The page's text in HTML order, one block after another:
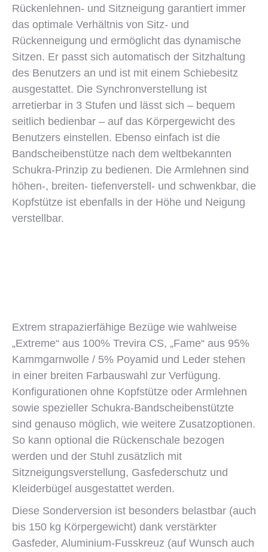
Rückenlehnen- und Sitzneigung garantiert immer
das optimale Verhältnis von Sitz- und
Rückenneigung und ermöglicht das dynamische
Sitzen. Er passt sich automatisch der Sitzhaltung
des Benutzers an und ist mit einem Schiebesitz
ausgestattet. Die Synchronverstellung ist
arretierbar in 3 Stufen und lässt sich – bequem
seitlich bedienbar – auf das Körpergewicht des
Benutzers einstellen. Ebenso einfach ist die
Bandscheibenstütze nach dem weltbekannten
Schukra-Prinzip zu bedienen. Die Armlehnen sind
höhen-, breiten- tiefenverstell- und schwenkbar, die
Kopfstütze ist ebenfalls in der Höhe und Neigung
verstellbar.
Extrem strapazierfähige Bezüge wie wahlweise
„Extreme“ aus 100% Trevira CS, „Fame“ aus 95%
Kammgarnwolle / 5% Poyamid und Leder stehen
in einer breiten Farbauswahl zur Verfügung.
Konfigurationen ohne Kopfstütze oder Armlehnen
sowie spezieller Schukra-Bandscheibenstützte
sind genauso möglich, wie weitere Zusatzoptionen.
So kann optional die Rückenschale bezogen
werden und der Stuhl zusätzlich mit
Sitzneigungsverstellung, Gasfederschutz und
Kleiderbügel ausgestattet werden.
Diese Sonderversion ist besonders belastbar (auch
bis 150 kg Körpergewicht) dank verstärkter
Gasfeder, Aluminium-Fusskreuz (auf Wunsch auch